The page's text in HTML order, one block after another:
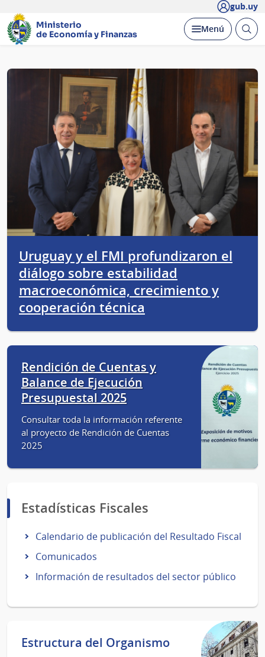
gub.uy
Ministerio
de Economía y Finanzas
Desplegar
Menú Abrir
Página
principal
Uruguay y el FMI profundizaron el
diálogo sobre estabilidad
macroeconómica, crecimiento y
cooperación técnica
Rendición de Cuentas y
Balance de Ejecución
Presupuestal 2025
Consultar toda la información referente
al proyecto de Rendición de Cuentas
2025
Estadísticas Fiscales
Calendario de publicación del Resultado Fiscal
Comunicados
Información de resultados del sector público
Estructura del Organismo